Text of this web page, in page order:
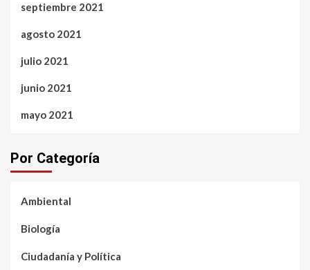
septiembre 2021
agosto 2021
julio 2021
junio 2021
mayo 2021
Por Categoría
Ambiental
Biología
Ciudadanía y Política